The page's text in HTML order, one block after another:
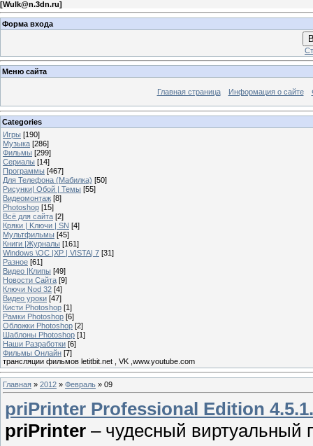
[Wulk@n.3dn.ru]
Форма входа
Меню сайта
Главная страница Информация о сайте
Categories
Игры [190]
Музыка [286]
Фильмы [299]
Сериалы [14]
Программы [467]
Для Телефона (Мабилка) [50]
Рисунки| Обой | Темы [55]
Видеомонтаж [8]
Photoshop [15]
Всё для сайта [2]
Кряки | Kлючи | SN [4]
Мультфильмы [45]
Книги |Журналы [161]
Windows \OC |XP | VISTA| 7 [31]
Разное [61]
Видео |Клипы [49]
Новости Сайта [9]
Ключи Nod 32 [4]
Видео уроки [47]
Кисти Photoshop [1]
Рамки Photoshop [6]
Обложки Photoshop [2]
Шаблоны Photoshop [1]
Наши Разработки [6]
Фильмы Онлайн [7]
трансляции фильмов letitbit.net , VK ,www.youtube.com
Главная » 2012 » Февраль » 09
priPrinter Professional Edition
priPrinter – чудесный виртуальный